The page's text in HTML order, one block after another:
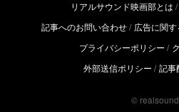
リアルサウンド映画部とは
記事へのお問い合わせ
広告に関
プライバシーポリシー
外部送信ポリシー
記事
©